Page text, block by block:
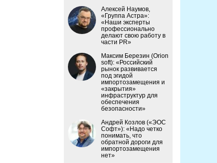
Алексей Наумов,
«Группа Астра»:
«Наши эксперты
профессионально
делают свою работу в
части PR»
Максим Березин (Orion
soft): «Российский
рынок развивается
под эгидой
импортозамещения и
«закрытия»
инфраструктур для
обеспечения
безопасности»
Андрей Козлов («ЭОС
Софт»): «Надо четко
понимать, что
обратной дороги для
импортозамещения
нет»